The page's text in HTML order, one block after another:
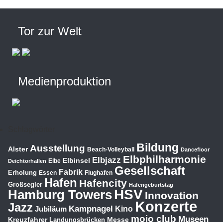
Tor zur Welt
Medienproduktion
Alster Ausstellung Beach-Volleyball Bildung Dancefloor
Deichtorhallen Elbe Elbinsel Elbjazz Elbphilharmonie
Erholung Essen Fabrik Flughafen Gesellschaft
Großsegler Hafen Hafencity Hafengeburtstag
Hamburg TowersHSV Innovation
Jazz Jubiläum Kampnagel Kino Konzerte
Kreuzfahrer Landungsbrücken Messe mojo club Museen